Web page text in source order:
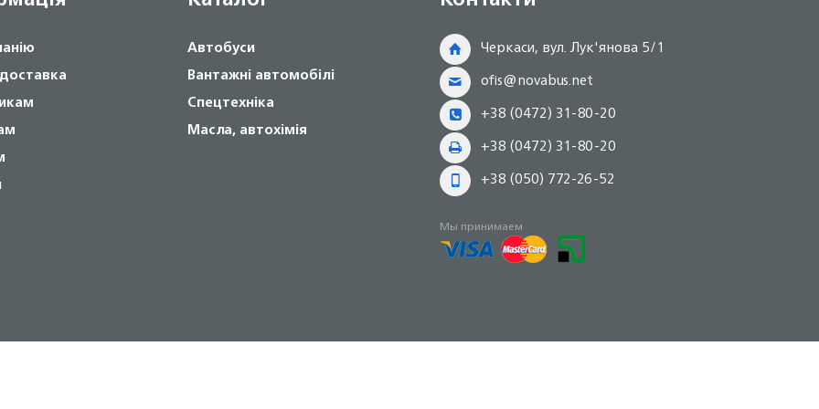
Автобуси
Вантажні автомобілі
Спецтехніка
Масла, автохімія
Черкаси, вул. Лук'янова 5/1
ofis@novabus.net
+38 (0472) 31-80-20
+38 (0472) 31-80-20
+38 (050) 772-26-52
Мы принимаем